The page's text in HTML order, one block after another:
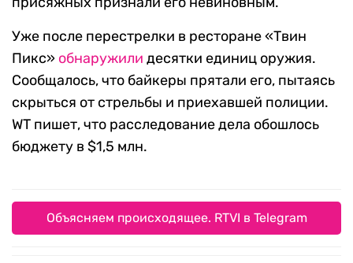
Уже после перестрелки в ресторане «Твин
Пикс» обнаружили десятки единиц оружия.
Сообщалось, что байкеры прятали его, пытаясь
скрыться от стрельбы и приехавшей полиции.
WT пишет, что расследование дела обошлось
бюджету в $1,5 млн.
Объясняем происходящее. RTVI в Telegram